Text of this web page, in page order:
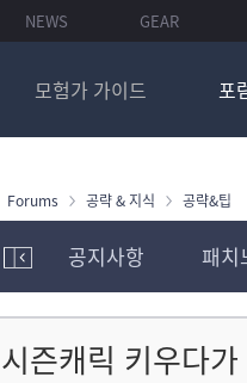
NEWS GEAR
모험가 가이드 포
모
험
가
포
럼
공지사항 패치
Forums 공략 & 지식 공략&팁
시즌캐릭 키우다